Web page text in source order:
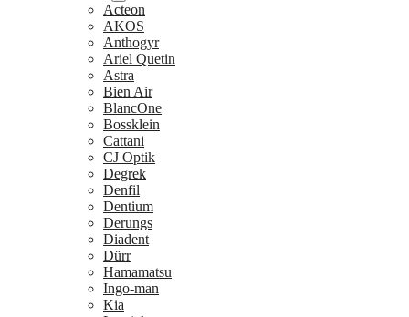
Acteon
AKOS
Anthogyr
Ariel Quetin
Astra
Bien Air
BlancOne
Bossklein
Cattani
CJ Optik
Degrek
Denfil
Dentium
Derungs
Diadent
Dürr
Hamamatsu
Ingo-man
Kia